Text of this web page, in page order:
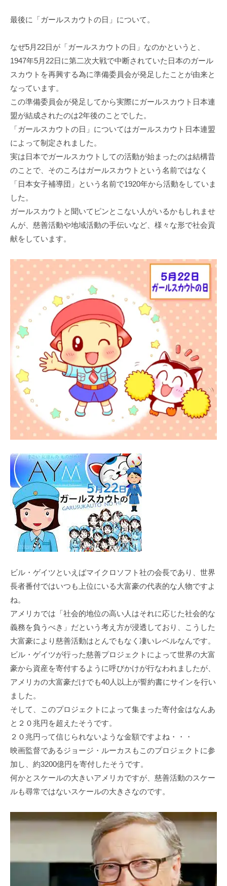
最後に「ガールスカウトの日」について。
なぜ5⽉22⽇が「ガールスカウトの⽇」なのかというと、
1947年5⽉22⽇に第⼆次⼤戦で中断されていた⽇本のガール
スカウトを再興する為に準備委員会が発⾜したことが由来と
なっています。
この準備委員会が発⾜してから実際にガールスカウト⽇本連
盟が結成されたのは2年後のことでした。
「ガールスカウトの⽇」についてはガールスカウト⽇本連盟
によって制定されました。
実は⽇本でガールスカウトしての活動が始まったのは結構昔
のことで、そのころはガールスカウトという名前ではなく
「⽇本⼥⼦補導団」という名前で1920年から活動をしていま
した。
ガールスカウトと聞いてピンとこない⼈がいるかもしれませ
んが、慈善活動や地域活動の⼿伝いなど、様々な形で社会貢
献をしています。
ビル・ゲイツといえばマイクロソフト社の会⻑であり、世界
⻑者番付ではいつも上位にいる⼤富豪の代表的な⼈物ですよ
ね。
アメリカでは「社会的地位の⾼い⼈はそれに応じた社会的な
義務を負うべき」だという考え⽅が浸透しており、こうした
⼤富豪により慈善活動はとんでもなく凄いレベルなんです。
ビル・ゲイツが⾏った慈善プロジェクトによって世界の⼤富
豪から資産を寄付するように呼びかけが⾏なわれましたが、
アメリカの⼤富豪だけでも40⼈以上が誓約書にサインを⾏い
ました。
そして、このプロジェクトによって集まった寄付⾦はなんあ
と２０兆円を超えたそうです。
２０兆円って信じられないような⾦額ですよね・・・
映画監督であるジョージ・ルーカスもこのプロジェクトに参
加し、約3200億円を寄付したそうです。
何かとスケールの⼤きいアメリカですが、慈善活動のスケー
ルも尋常ではないスケールの⼤きさなのです。